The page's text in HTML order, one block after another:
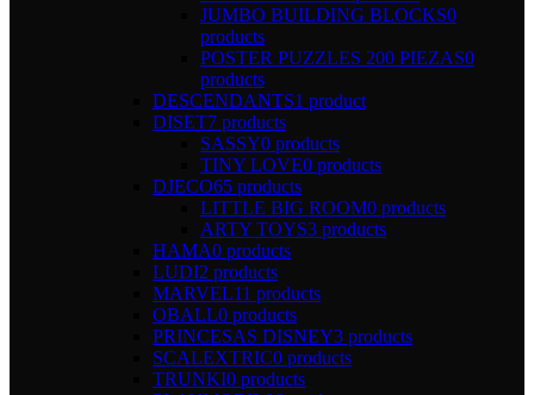
JUMBO BUILDING BLOCKS0
products
POSTER PUZZLES 200 PIEZAS0
products
DESCENDANTS1 product
DISET7 products
SASSY0 products
TINY LOVE0 products
DJECO65 products
LITTLE BIG ROOM0 products
ARTY TOYS3 products
HAMA0 products
LUDI2 products
MARVEL11 products
OBALL0 products
PRINCESAS DISNEY3 products
SCALEXTRIC0 products
TRUNKI0 products